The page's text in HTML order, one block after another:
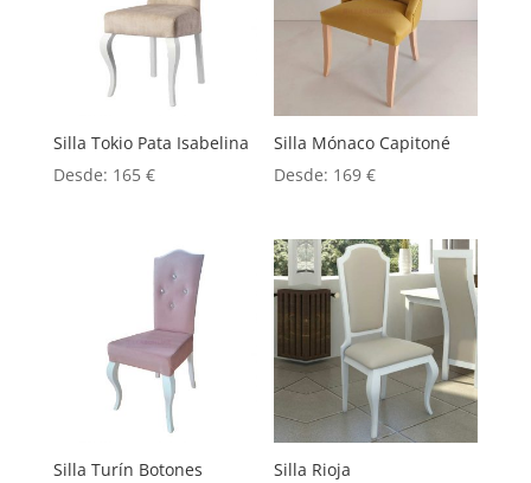
Silla Tokio Pata Isabelina
Desde: 165 €
Silla Mónaco Capitoné
Desde: 169€
Silla Turín Botones
Silla Rioja